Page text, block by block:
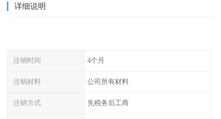
详细说明
注销时间 4个月
注销材料 公司所有材料
注销方式 先税务后工商